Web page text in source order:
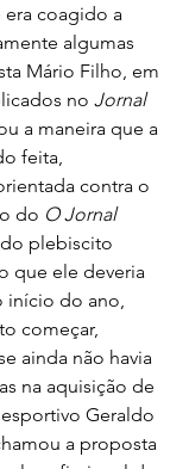
coagido a
algumas
Mário Filho, em
no Jornal
a maneira que a
feita,
contra o
do O Jornal
plebiscito
que ele deveria
início do ano,
começar,
ainda não havia
na aquisição de
Geraldo
a proposta